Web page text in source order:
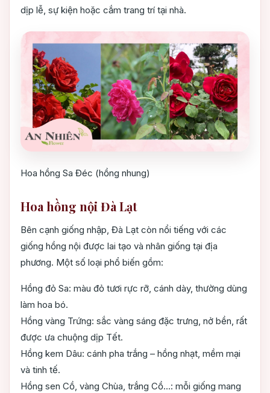
dịp lễ, sự kiện hoặc cắm trang trí tại nhà.
Hoa hồng Sa Đéc (hồng nhung)
Hoa hồng nội Đà Lạt
Bên cạnh giống nhập, Đà Lạt còn nổi tiếng với các
giống hồng nội được lai tạo và nhân giống tại địa
phương. Một số loại phổ biến gồm:
Hồng đỏ Sa: màu đỏ tươi rực rỡ, cánh dày, thường dùng
làm hoa bó.
Hồng vàng Trứng: sắc vàng sáng đặc trưng, nở bền, rất
được ưa chuộng dịp Tết.
Hồng kem Dâu: cánh pha trắng – hồng nhạt, mềm mại
và tinh tế.
Hồng sen Cồ, vàng Chùa, trắng Cồ…: mỗi giống mang